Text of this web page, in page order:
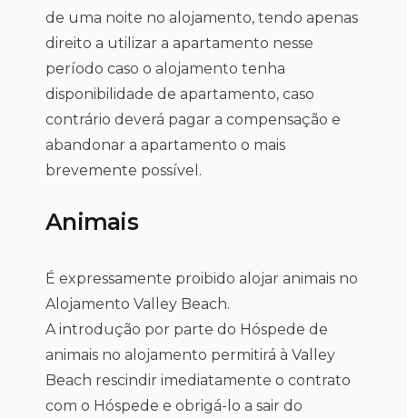
de uma noite no alojamento, tendo apenas
direito a utilizar a apartamento nesse
período caso o alojamento tenha
disponibilidade de apartamento, caso
contrário deverá pagar a compensação e
abandonar a apartamento o mais
brevemente possível.
Animais
É expressamente proibido alojar animais no
Alojamento Valley Beach.
A introdução por parte do Hóspede de
animais no alojamento permitirá à Valley
Beach rescindir imediatamente o contrato
com o Hóspede e obrigá-lo a sair do